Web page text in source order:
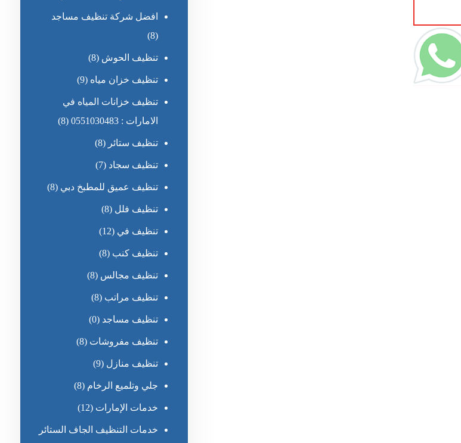
افضل شركة تنظيف مساجد
(8)
تنظيف الحوش (8)
تنظيف خزان مياه (9)
تنظيف خزانات المياه في
الامارات : 0551030483
(8)
تنظيف ستائر (8)
تنظيف سجاد (7)
تنظيف عميق للمطبخ دبي (8)
تنظيف فلل (8)
تنظيف في (12)
تنظيف كنب (8)
تنظيف مجالس (8)
تنظيف مراتب (8)
تنظيف مساجد (0)
تنظيف مفروشات (8)
تنظيف منازل (9)
جلي وتلميع الرخام (8)
خدمات الإمارات (12)
خدمات التنظيف الجاف الستائر